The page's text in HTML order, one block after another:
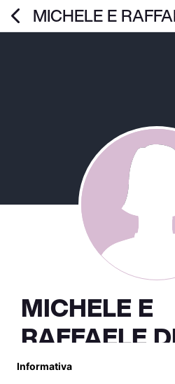
MICHELE E
MICHELE E
RAFFAELE
Informativa